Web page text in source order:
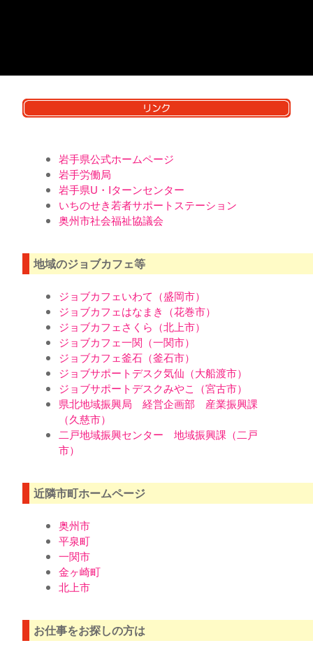
岩手県公式ホームページ
岩手労働局
岩手県U・Iターンセンター
いちのせき若者サポートステーション
奥州市社会福祉協議会
地域のジョブカフェ等
ジョブカフェいわて（盛岡市）
ジョブカフェはなまき（花巻市）
ジョブカフェさくら（北上市）
ジョブカフェ一関（一関市）
ジョブカフェ釜石（釜石市）
ジョブサポートデスク気仙（大船渡市）
ジョブサポートデスクみやこ（宮古市）
県北地域振興局 経営企画部 産業振興課
（久慈市）
二戸地域振興センター 地域振興課（二戸
市）
近隣市町ホームページ
奥州市
平泉町
一関市
金ヶ崎町
北上市
お仕事をお探しの方は